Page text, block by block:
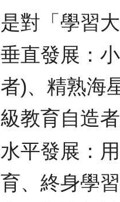
是對「學習
垂直發展：
者)、精熟海
級教育自造
水平發展：
育、終身學